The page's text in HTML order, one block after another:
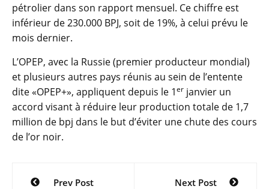
pétrolier dans son rapport mensuel. Ce chiffre est
inférieur de 230.000 BPJ, soit de 19%, à celui prévu le
mois dernier.
L’OPEP, avec la Russie (premier producteur mondial)
et plusieurs autres pays réunis au sein de l’entente
dite «OPEP+», appliquent depuis le 1er janvier un
accord visant à réduire leur production totale de 1,7
million de bpj dans le but d’éviter une chute des cours
de l’or noir.
Navigation
Prev Post Next Post